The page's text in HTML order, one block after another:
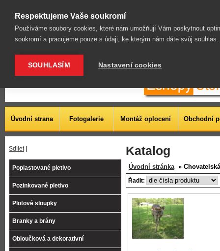
| Ostnaté a hladké dráty | Průmyslové panely | Mobilní přenosné oplocení |
Úvodní strana Fotogalerie Montáž oplocení Obchodní
Sdílet
Poplastované pletivo
Pozinkované pletivo
Plotové sloupky
Branky a brány
Obloučková a dekorativní
Katalog
Úvodní stránka»
Řadit:
Respektujeme Vaše soukromí
Používáme soubory cookies, které nám umožňují Vám poskytnout
soukromí a pracujeme pouze s údaji, ke kterým nám dáte svůj souhlas.
SOUHLASÍM Nastavení cookies